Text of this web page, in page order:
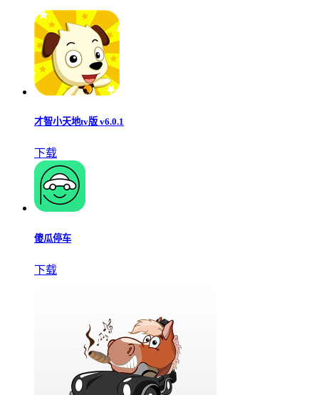
才智小天地tv版 v6.0.1
下载
傻瓜停车
下载